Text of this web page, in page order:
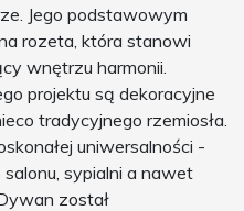
Jego podstawowym
rozeta, która stanowi
wnętrzu harmonii.
projektu są dekoracyjne
tradycyjnego rzemiosła.
uniwersalności -
sypialni a nawet
został